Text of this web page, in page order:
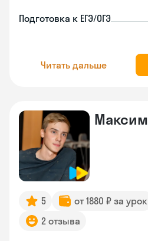
Подготовка к ЕГЭ/ОГЭ
Читать дальше
Максим
5 от 1880 ₽ за урок
2 отзыва